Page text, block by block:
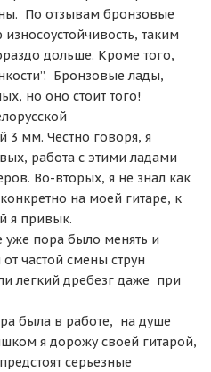
По отзывам бронзовые
таким
дольше. Кроме того,
Бронзовые лады,
но оно стоит того!
3 мм. Честно говоря, я
работа с этими ладами
Во-вторых, я не знал как
на моей гитаре, к
я привык.
уже пора было менять и
частой смены струн
легкий дребезг даже при
была в работе, на душе
я дорожу своей гитарой,
серьезные